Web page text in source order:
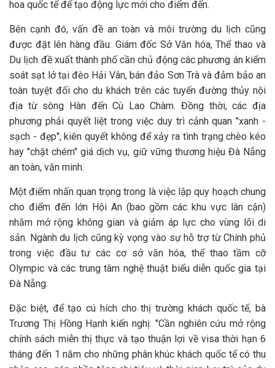
hoa quốc tế để tạo động lực mới cho điểm đến.
Bên cạnh đó, vấn đề an toàn và môi trường du lịch cũng
được đặt lên hàng đầu. Giám đốc Sở Văn hóa, Thể thao và
Du lịch đề xuất thành phố cần chủ động các phương án kiểm
soát sạt lở tại đèo Hải Vân, bán đảo Sơn Trà và đảm bảo an
toàn tuyệt đối cho du khách trên các tuyến đường thủy nội
địa từ sông Hàn đến Cù Lao Chàm. Đồng thời, các địa
phương phải quyết liệt trong việc duy trì cảnh quan "xanh -
sạch - đẹp", kiên quyết không để xảy ra tình trạng chèo kéo
hay "chặt chém" giá dịch vụ, giữ vững thương hiệu Đà Nẵng
an toàn, văn minh.
Một điểm nhấn quan trọng trong là việc lập quy hoạch chung
cho điểm đến lớn Hội An (bao gồm các khu vực lân cận)
nhằm mở rộng không gian và giảm áp lực cho vùng lõi di
sản. Ngành du lịch cũng kỳ vọng vào sự hỗ trợ từ Chính phủ
trong việc đầu tư các cơ sở văn hóa, thể thao tầm cỡ
Olympic và các trung tâm nghệ thuật biểu diễn quốc gia tại
Đà Nẵng.
Đặc biệt, để tạo cú hích cho thị trường khách quốc tế, bà
Trương Thị Hồng Hạnh kiến nghị: "Cần nghiên cứu mở rộng
chính sách miễn thị thực và tạo thuận lợi về visa thời hạn 6
tháng đến 1 năm cho những phân khúc khách quốc tế có thu